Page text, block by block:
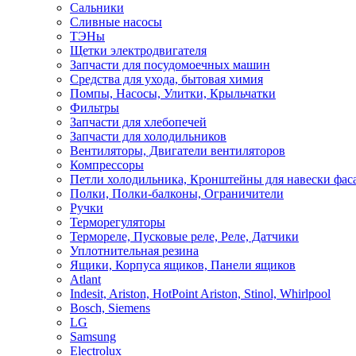
Сальники
Сливные насосы
ТЭНы
Щетки электродвигателя
Запчасти для посудомоечных машин
Средства для ухода, бытовая химия
Помпы, Насосы, Улитки, Крыльчатки
Фильтры
Запчасти для хлебопечей
Запчасти для холодильников
Вентиляторы, Двигатели вентиляторов
Компрессоры
Петли холодильника, Кронштейны для навески
Полки, Полки-балконы, Ограничители
Ручки
Терморегуляторы
Термореле, Пусковые реле, Реле, Датчики
Уплотнительная резина
Ящики, Корпуса ящиков, Панели ящиков
Atlant
Indesit, Ariston, HotPoint Ariston, Stinol, Whirlpool
Bosch, Siemens
LG
Samsung
Electrolux